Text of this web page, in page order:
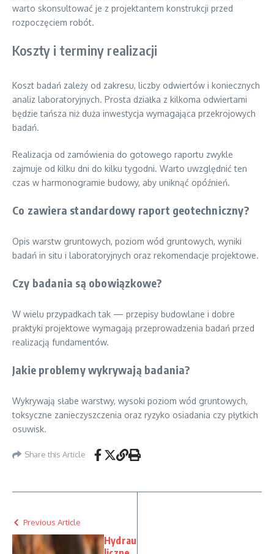
warto skonsultować je z projektantem konstrukcji przed
rozpoczęciem robót.
Koszty i terminy realizacji
Koszt badań zależy od zakresu, liczby odwiertów i koniecznych
analiz laboratoryjnych. Prosta działka z kilkoma odwiertami
będzie tańsza niż duża inwestycja wymagająca przekrojowych
badań.
Realizacja od zamówienia do gotowego raportu zwykle
zajmuje od kilku dni do kilku tygodni. Warto uwzględnić ten
czas w harmonogramie budowy, aby uniknąć opóźnień.
Co zawiera standardowy raport geotechniczny?
Opis warstw gruntowych, poziom wód gruntowych, wyniki
badań in situ i laboratoryjnych oraz rekomendacje projektowe.
Czy badania są obowiązkowe?
W wielu przypadkach tak — przepisy budowlane i dobre
praktyki projektowe wymagają przeprowadzenia badań przed
realizacją fundamentów.
Jakie problemy wykrywają badania?
Wykrywają słabe warstwy, wysoki poziom wód gruntowych,
toksyczne zanieczyszczenia oraz ryzyko osiadania czy płytkich
osuwisk.
Share this Article
Previous Article
Hydrau